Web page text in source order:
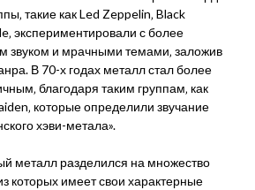
такие как Led Zeppelin‚ Black
экспериментировали с более
звуком и мрачными темами‚ заложив
В 70-х годах металл стал более
благодаря таким группам‚ как
которые определили звучание
хэви-метала».
металл разделился на множество
которых имеет свои характерные